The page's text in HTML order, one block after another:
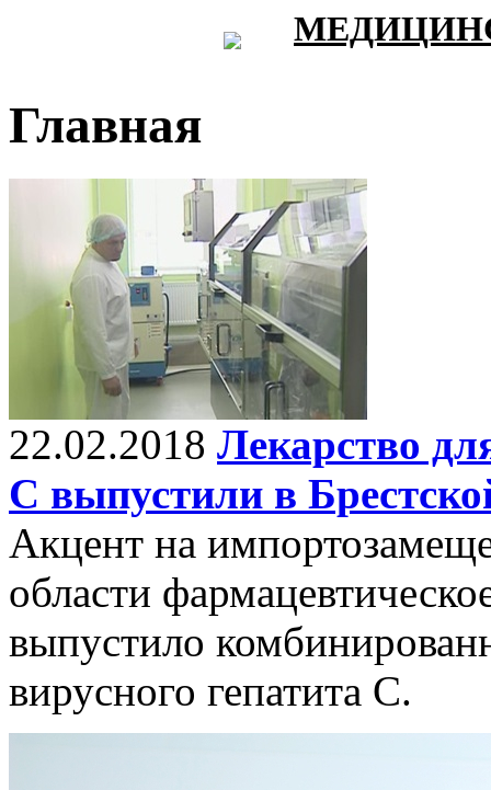
Главная
22.02.2018 Лекарство
С выпустили в
Акцент на
области
выпустило
вирусного гепатита С.